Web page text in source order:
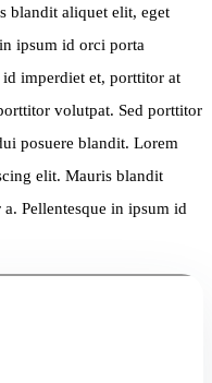
blandit aliquet elit, eget
ipsum id orci porta
imperdiet et, porttitor at
volutpat. Sed porttitor
posuere blandit. Lorem
elit. Mauris blandit
Pellentesque in ipsum id